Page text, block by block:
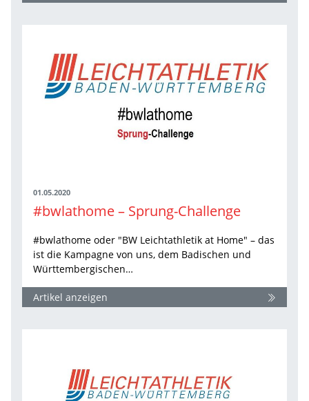
01.05.2020
#bwlathome – Sprung-Challenge
#bwlathome oder "BW Leichtathletik at Home" – das
ist die Kampagne von uns, dem Badischen und
Württembergischen…
Artikel anzeigen